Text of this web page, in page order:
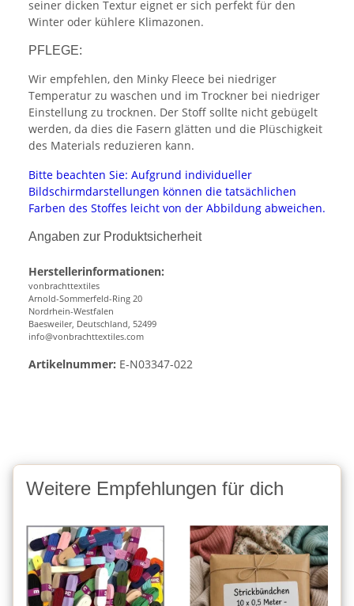
seiner dicken Textur eignet er sich perfekt für den
Winter oder kühlere Klimazonen.
PFLEGE:
Wir empfehlen, den Minky Fleece bei niedriger
Temperatur zu waschen und im Trockner bei niedriger
Einstellung zu trocknen. Der Stoff sollte nicht gebügelt
werden, da dies die Fasern glätten und die Plüschigkeit
des Materials reduzieren kann.
Bitte beachten Sie: Aufgrund individueller
Bildschirmdarstellungen können die tatsächlichen
Farben des Stoffes leicht von der Abbildung abweichen.
Angaben zur Produktsicherheit
Herstellerinformationen:
vonbrachttextiles
Arnold-Sommerfeld-Ring 20
Nordrhein-Westfalen
Baesweiler, Deutschland, 52499
info@vonbrachttextiles.com
Artikelnummer: E-N03347-022
Weitere Empfehlungen für dich